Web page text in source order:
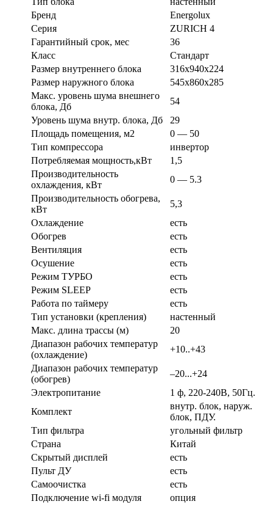
Бренд
Energolux
Серия
ZURICH 4
Гарантийный срок, мес
36
Класс
Стандарт
Размер внутреннего блока
316х940х224
Размер наружного блока
545х860х285
Макс. уровень шума внешнего
блока, Дб
54
Уровень шума внутр. блока, Дб
29
Площадь помещения, м2
0 — 50
Тип компрессора
инвертор
Потребляемая мощность,кВт
1,5
Производительность
охлаждения, кВт
0 — 5.3
Производительность обогрева,
кВт
5,3
Охлаждение
есть
Обогрев
есть
Вентиляция
есть
Осушение
есть
Режим ТУРБО
есть
Режим SLEEP
есть
Работа по таймеру
есть
Тип установки (крепления)
настенный
Макс. длина трассы (м)
20
Диапазон рабочих температур
(охлаждение)
+10..+43
Диапазон рабочих температур
(обогрев)
–20...+24
Электропитание
1 ф, 220-240В, 50Гц.
Комплект
внутр. блок, наруж.
блок, ПДУ.
Тип фильтра
угольный фильтр
Страна
Китай
Скрытый дисплей
есть
Пульт ДУ
есть
Самоочистка
есть
Подключение wi-fi модуля
опция